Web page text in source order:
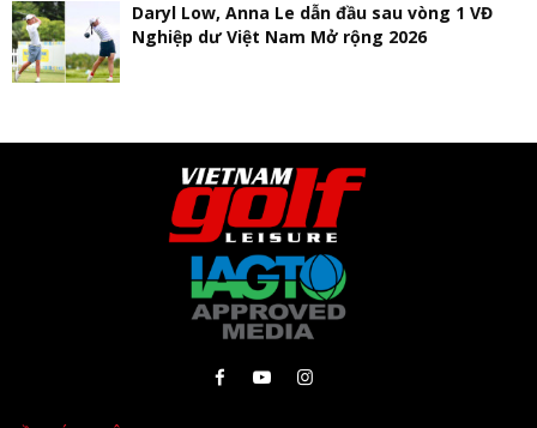
Daryl Low, Anna Le dẫn đầu sau vòng 1 VĐ
Nghiệp dư Việt Nam Mở rộng 2026